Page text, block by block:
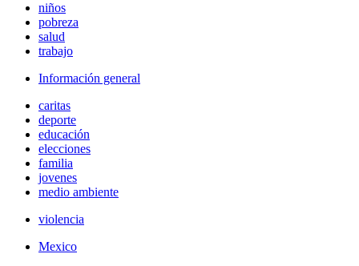
niños
pobreza
salud
trabajo
Información general
caritas
deporte
educación
elecciones
familia
jovenes
medio ambiente
violencia
Mexico